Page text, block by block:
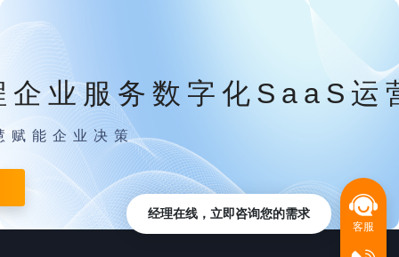
企业服务数字化SaaS运
赋能企业决策
客服
经理在线，立即咨询您的需求